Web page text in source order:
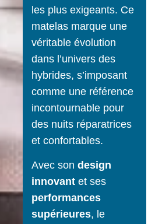
les plus exigeants. Ce
matelas marque une
véritable évolution
dans l’univers des
hybrides, s’imposant
comme une référence
incontournable pour
des nuits réparatrices
et confortables.
Avec sondesign
innovant et ses
performances
supérieures, le